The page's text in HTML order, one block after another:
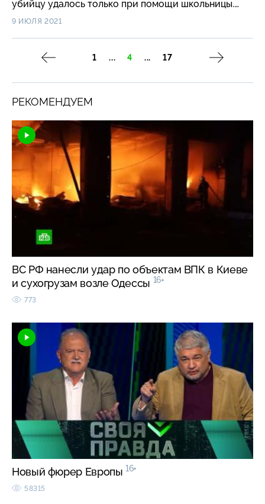
убийцу удалось только при помощи школьницы.
#короче
9 ИЮЛЯ 2021
1 ... 4 ... 17
РЕКОМЕНДУЕМ
ВС РФ нанесли удар по объектам ВПК в Киеве
и сухогрузам возле Одессы 16+
773
Новый фюрер Европы 16+
58315